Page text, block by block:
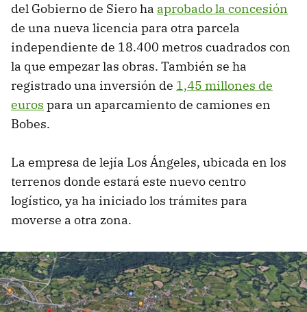
del Gobierno de Siero ha aprobado la concesión
de una nueva licencia para otra parcela
independiente de 18.400 metros cuadrados con
la que empezar las obras. También se ha
registrado una inversión de 1,45 millones de
euros para un aparcamiento de camiones en
Bobes.
La empresa de lejía Los Ángeles, ubicada en los
terrenos donde estará este nuevo centro
logístico, ya ha iniciado los trámites para
moverse a otra zona.